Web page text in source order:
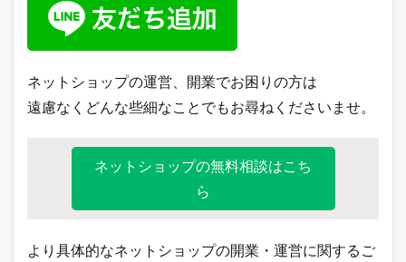
ネットショップの運営、開業でお困りの方は
遠慮なくどんな些細なことでもお尋ねくださいませ。
ネットショップの無料相談はこち
ら
より具体的なネットショップの開業・運営に関するご